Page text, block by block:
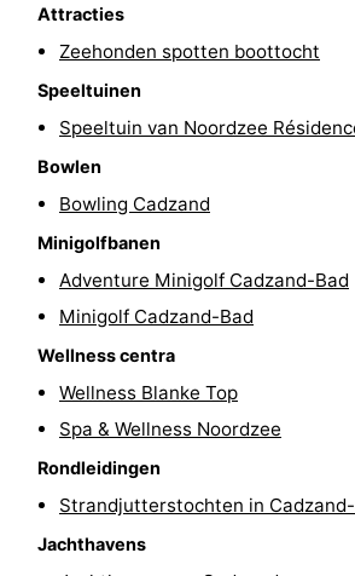
Domburg
Vlissingen
Middelburg
Zeeuws-
Vlaanderen
Nieuwvliet
Breskens
Sluis
Attracties
Zeehonden spotten boottocht
Speeltuinen
Speeltuin van Noordzee
Bowlen
Bowling Cadzand
Minigolfbanen
Adventure Minigolf Cadzand-Bad
Minigolf Cadzand-Bad
Wellness centra
Wellness Blanke Top
Spa & Wellness Noordzee
Rondleidingen
Strandjutterstochten in
Jachthavens